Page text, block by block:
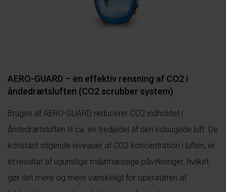
AERO-GUARD – en effektiv rensning af CO2 i
åndedrætsluften (CO2 scrubber system)
Brugen af AERO-GUARD reducerer CO2 indholdet i
åndedrætsluften til ca. en tredjedel af den indsugede luft. De
konstant stigende niveauer af CO2 koncentration i luften, er
et resultat af ugunstige miljømæssige påvirkninger, hvilket
gør det mere og mere vanskeligt for operatøren af